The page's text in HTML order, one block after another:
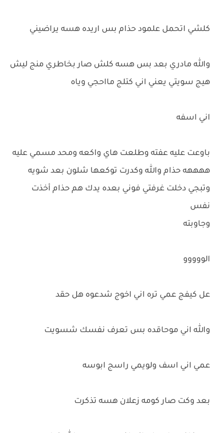
كلشي اتحمل علمود حذام بس اريده هسه يراضيني
والله مادري بعد بس هسه كلش صار بخاطري منج ليش
هيج سويتي يعني اني كتلج مااحجي وياه
اني اسفه
باوعت عليه عفته وطلعت هاي واكعه ومحد مسمي عليه
ههههه حذام والله وكدرت توكعها شلون بعد شويه
وتبجي دخلت غرفتي فوني بعده يدك هم حذام أخذت
نفس
وجاوبته
الووووو
عل كيفج عمي تره اني اخوج شدعوه هل حقد
والله اني موحاقده بس تعرف نفسك شسويت
عمي اني اسف ولويمي راسج ابوسه
بعد وكت صار كومه زعلان هسه تذكرت